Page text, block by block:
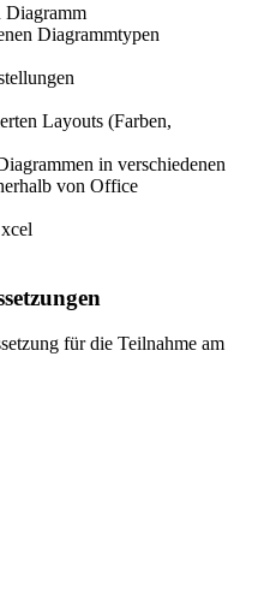
Diagramm
Diagrammtypen
Layouts (Farben,
in verschiedenen
von Office
für die Teilnahme am